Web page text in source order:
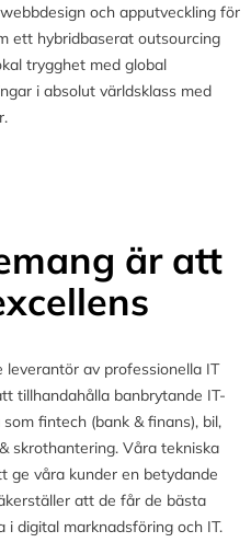
och apputveckling för
ett hybridbaserat outsourcing
trygghet med global
i absolut världsklass med
är att
av professionella IT
tillhandahålla banbrytande IT-
fintech (bank & finans), bil,
skrothantering. Våra tekniska
ge våra kunder en betydande
att de får de bästa
digital marknadsföring och IT.